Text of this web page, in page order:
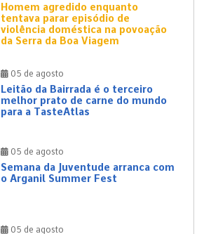
Homem agredido enquanto
tentava parar episódio de
violência doméstica na povoação
da Serra da Boa Viagem
05 de agosto
Leitão da Bairrada é o terceiro
melhor prato de carne do mundo
para a TasteAtlas
05 de agosto
Semana da Juventude arranca com
o Arganil Summer Fest
05 de agosto